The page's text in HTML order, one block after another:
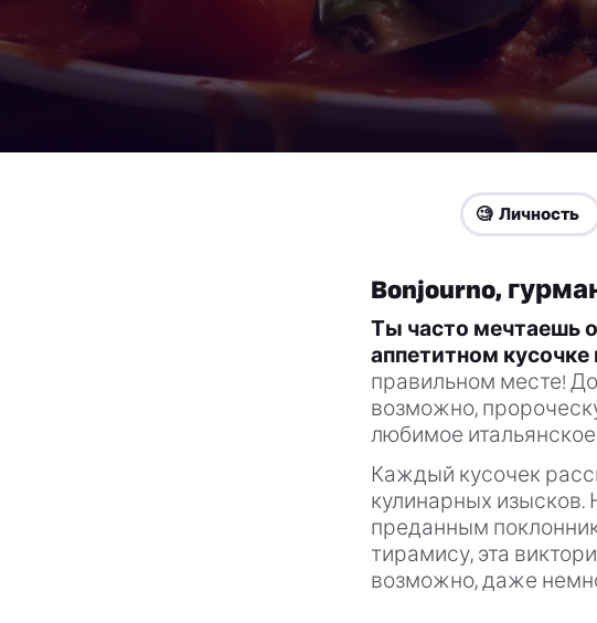
🧐 Личность
Bonjourno,
Ты часто мечтаешь о
аппетитном
правильном месте!
возможно,
любимое
Каждый кусочек
кулинарных изысков.
преданным
тирамису, эта
возможно, даже